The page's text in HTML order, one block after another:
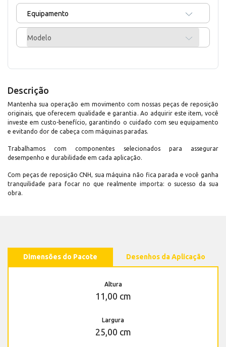
Equipamento
Modelo
Descrição
Mantenha sua operação em movimento com nossas peças de reposição
originais, que oferecem qualidade e garantia. Ao adquirir este item, você
investe em custo-benefício, garantindo o cuidado com seu equipamento
e evitando dor de cabeça com máquinas paradas.
Trabalhamos com componentes selecionados para assegurar
desempenho e durabilidade em cada aplicação.
Com peças de reposição CNH, sua máquina não fica parada e você ganha
tranquilidade para focar no que realmente importa: o sucesso da sua
obra.
Dimensões do Pacote Desenhos da Aplicação
Altura
11,00 cm
Largura
25,00 cm